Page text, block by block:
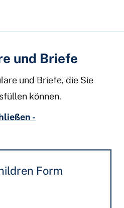
und Briefe
und Briefe, die Sie
können.
-
Form